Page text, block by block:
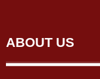
ABOUT US